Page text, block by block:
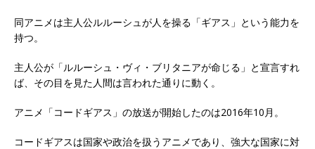
同アニメは主人公ルルーシュが人を操る「ギアス」という能力を
持つ。
主人公が「ルルーシュ・ヴィ・ブリタニアが命じる」と宣言すれ
ば、その目を見た人間は言われた通りに動く。
アニメ「コードギアス」の放送が開始したのは2016年10月。
コードギアスは国家や政治を扱うアニメであり、強大な国家に対